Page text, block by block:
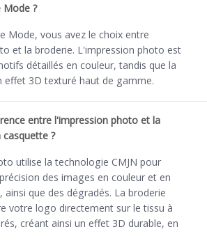
Mode ?
Mode, vous avez le choix entre
et la broderie. L'impression photo est
détaillés en couleur, tandis que la
effet 3D texturé haut de gamme.
entre l'impression photo et la
?
utilise la technologie CMJN pour
des images en couleur et en
que des dégradés. La broderie
votre logo directement sur le tissu à
créant ainsi un effet 3D durable, en